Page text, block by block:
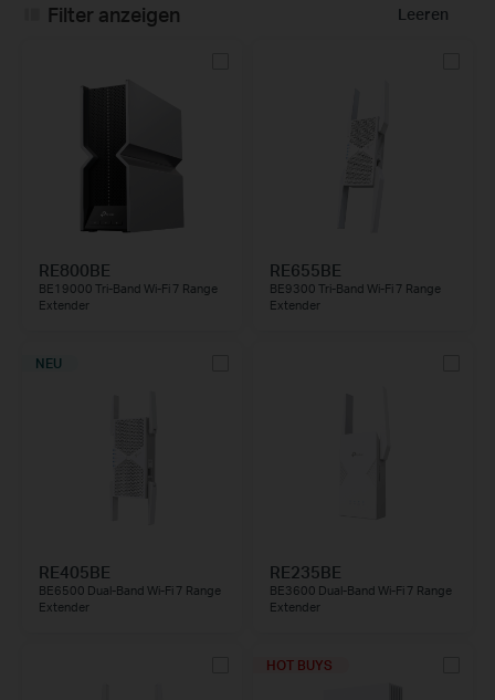
Leeren
Filter anzeigen
RE800BE
BE19000 Tri-Band Wi-Fi 7 Range
Extender
RE655BE
BE9300 Tri-Band Wi-Fi 7 Range
Extender
NEU
RE405BE
BE6500 Dual-Band Wi-Fi 7 Range
Extender
RE235BE
BE3600 Dual-Band Wi-Fi 7 Range
Extender
HOT BUYS